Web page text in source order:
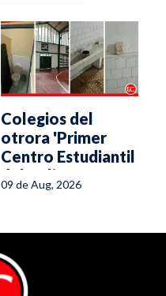
Colegios del
otrora 'Primer
Centro Estudiantil
del Tolima' se
caen a pedazos
09 de Aug, 2026